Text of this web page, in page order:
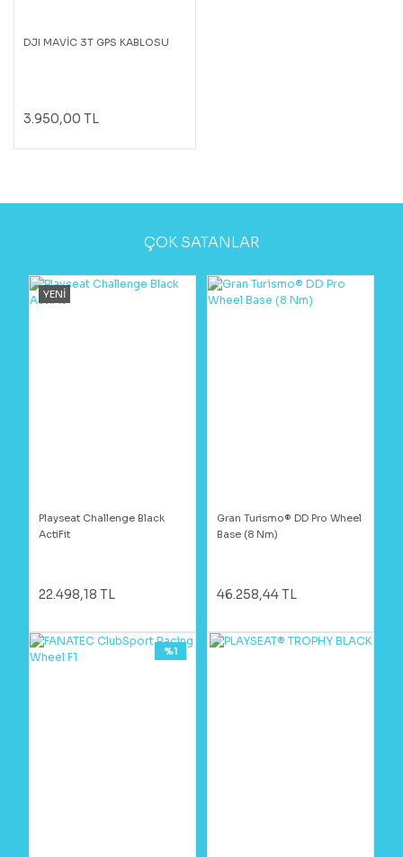
DJI MAVİC 3T GPS KABLOSU
3.950,00 TL
ÇOK SATANLAR
YENİ
Playseat Challenge Black
ActiFit
22.498,18 TL
Gran Turismo® DD Pro Wheel
Base (8 Nm)
46.258,44 TL
%1